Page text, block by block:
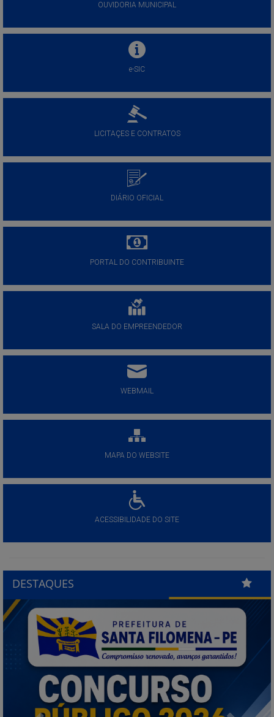
OUVIDORIA MUNICIPAL
e-SIC
LICITAÇES E CONTRATOS
DIÁRIO OFICIAL
PORTAL DO CONTRIBUINTE
SALA DO EMPREENDEDOR
WEBMAIL
MAPA DO WEBSITE
ACESSIBILIDADE DO SITE
DESTAQUES